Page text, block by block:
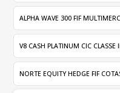
ALPHA WAVE 300 FIF
V8 CASH PLATINUM CIC CLASSE
NORTE EQUITY HEDGE FIF